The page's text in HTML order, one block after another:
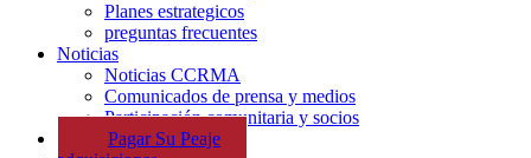
Planes estrategicos
preguntas frecuentes
Noticias
Noticias CCRMA
Comunicados de prensa y medios
Participación comunitaria y socios
Pagar Su Peaje